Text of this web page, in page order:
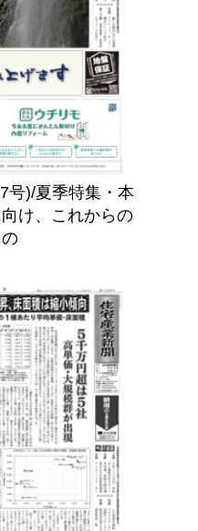
号)/夏季特集・本
け、これからの